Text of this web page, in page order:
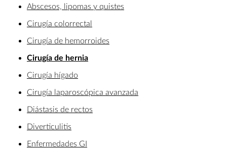
Abscesos, lipomas y quistes
Cirugía colorrectal
Cirugía de hemorroides
Cirugía de hernia
Cirugía hígado
Cirugía laparoscópica avanzada
Diástasis de rectos
Diverticulitis
Enfermedades GI